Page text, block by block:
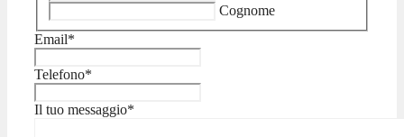
Cognome
Email*
Telefono*
Il tuo messaggio*